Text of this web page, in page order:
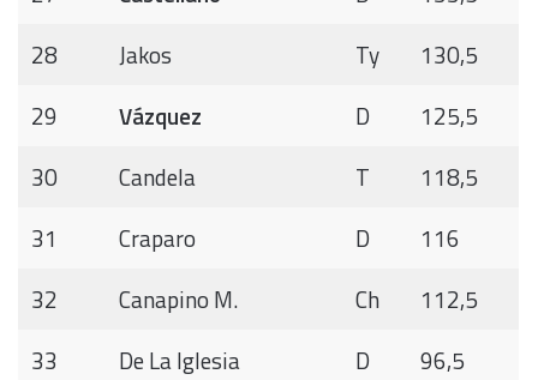
28
Jakos Ty
130,5
29
Vázquez D
125,5
30
Candela T
118,5
31
Craparo D
116
32
Canapino M. Ch
112,5
33
De La Iglesia D
96,5